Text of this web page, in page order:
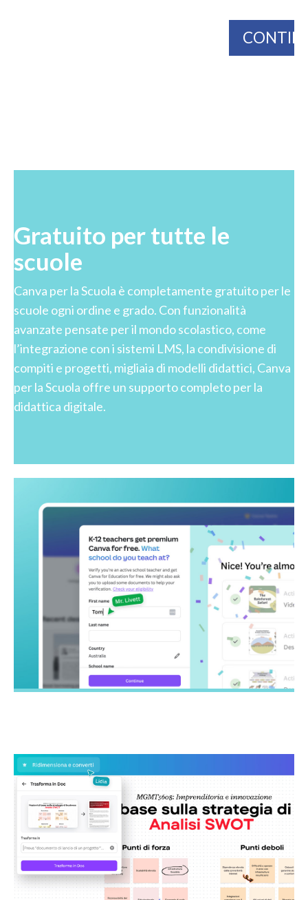
Gratuito per tutte le
scuole
Canva per la Scuola è completamente gratuito per le
scuole ogni ordine e grado. Con funzionalità
avanzate pensate per il mondo scolastico, come
l’integrazione con i sistemi LMS, la condivisione di
compiti e progetti, migliaia di modelli didattici, Canva
per la Scuola offre un supporto completo per la
didattica digitale.